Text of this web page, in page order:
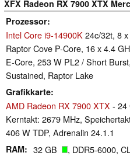
XFX Radeon RX 7900 XTX
Prozessor
Intel Core i9-14900K 24c/32t, 8
Raptor Cove P-Core, 16 x 4.4
E-Core, 253 W PL2 / Short
Sustained, Raptor Lake
Grafikkarte
AMD Radeon RX 7900 XTX - 24
Kerntakt: 2679 MHz,
406 W TDP, Adrenalin 24.1.1
RAM 32 GB , DDR5-6000,